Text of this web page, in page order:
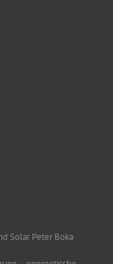
Solar Peter Boka